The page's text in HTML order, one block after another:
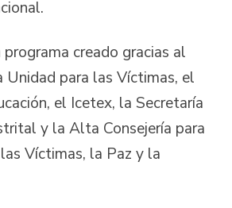
creado gracias al
Unidad para las Víctimas, el
el Icetex, la Secretaría
y la Alta Consejería para
Víctimas, la Paz y la